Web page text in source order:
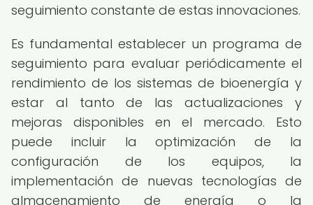
seguimiento constante de estas innovaciones.
Es fundamental establecer un programa de
seguimiento para evaluar periódicamente el
rendimiento de los sistemas de bioenergía y
estar al tanto de las actualizaciones y
mejoras disponibles en el mercado. Esto
puede incluir la optimización de la
configuración de los equipos, la
implementación de nuevas tecnologías de
almacenamiento de energía o la